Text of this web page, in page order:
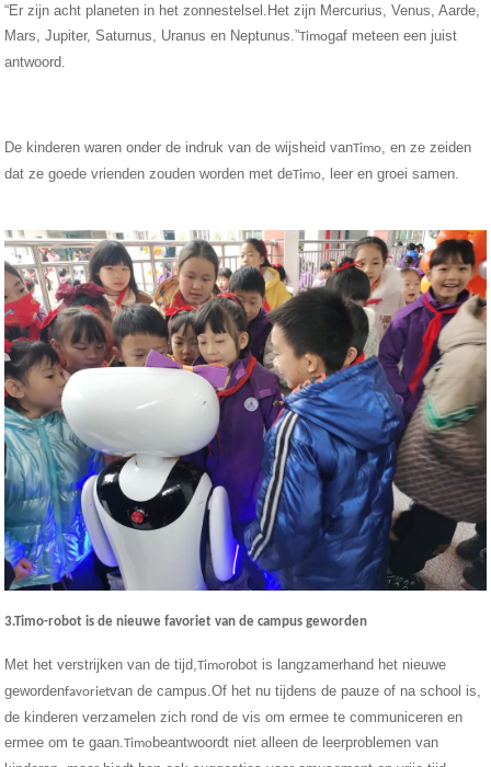
“Er zijn acht planeten in het zonnestelsel.Het zijn Mercurius, Venus, Aarde,
Mars, Jupiter, Saturnus, Uranus en Neptunus.”Timogaf meteen een juist
antwoord.
De kinderen waren onder de indruk van de wijsheid vanTimo
, en ze zeiden
dat ze goede vrienden zouden worden met deTimo , leer en groei samen.
3.Timo-robot is de nieuwe favoriet van de campus geworden
Met het verstrijken van de tijd,Timorobot is langzamerhand het nieuwe
gewordenfavorietvan de campus.Of het nu tijdens de pauze of na school is,
de kinderen verzamelen zich rond de vis om ermee te communiceren en
ermee om te gaan.Timobeantwoordt niet alleen de leerproblemen van